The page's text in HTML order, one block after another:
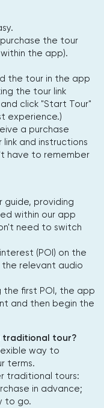
the tour
the app).
the tour in the app
the tour link
click "Start Tour"
experience.)
a purchase
and instructions
have to remember
guide, providing
within our app
need to switch
(POI) on the
relevant audio
first POI, the app
and then begin the
traditional tour?
way to
terms.
traditional tours:
in advance;
to go.